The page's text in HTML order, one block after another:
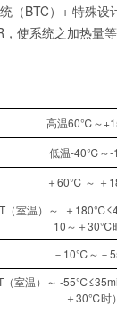
（BTC）+ 特殊设
使系统之加热量
高温60℃～
低温-40℃～
＋60℃ ～ ＋
（室温）～ ＋
10～＋30℃
－10℃～－
（室温）～ -
＋30℃时）